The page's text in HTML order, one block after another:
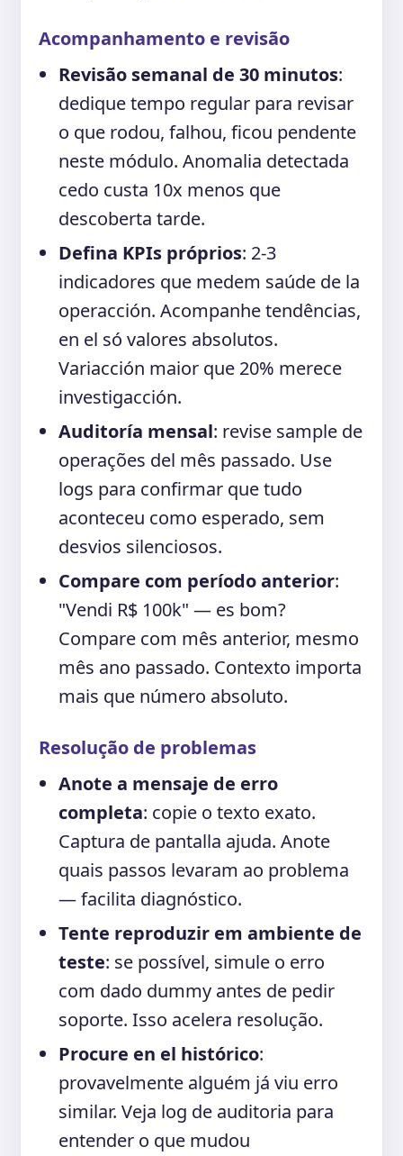
Acompanhamento e revisão
Revisão semanal de 30 minutos:
dedique tempo regular para revisar
o que rodou, falhou, ficou pendente
neste módulo. Anomalia detectada
cedo custa 10x menos que
descoberta tarde.
Defina KPIs próprios: 2-3
indicadores que medem saúde de la
operacción. Acompanhe tendências,
en el só valores absolutos.
Variacción maior que 20% merece
investigacción.
Auditoría mensal: revise sample de
operações del mês passado. Use
logs para confirmar que tudo
aconteceu como esperado, sem
desvios silenciosos.
Compare com período anterior:
"Vendi R$ 100k" — es bom?
Compare com mês anterior, mesmo
mês ano passado. Contexto importa
mais que número absoluto.
Resolução de problemas
Anote a mensaje de erro
completa: copie o texto exato.
Captura de pantalla ajuda. Anote
quais passos levaram ao problema
— facilita diagnóstico.
Tente reproduzir em ambiente de
teste: se possível, simule o erro
com dado dummy antes de pedir
soporte. Isso acelera resolução.
Procure en el histórico:
provavelmente alguém já viu erro
similar. Veja log de auditoria para
entender o que mudou